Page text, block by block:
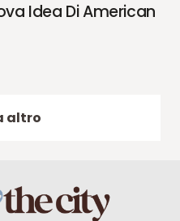
Idea Di American
altro